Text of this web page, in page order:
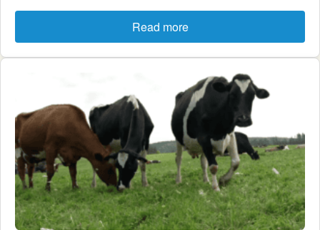
Read more